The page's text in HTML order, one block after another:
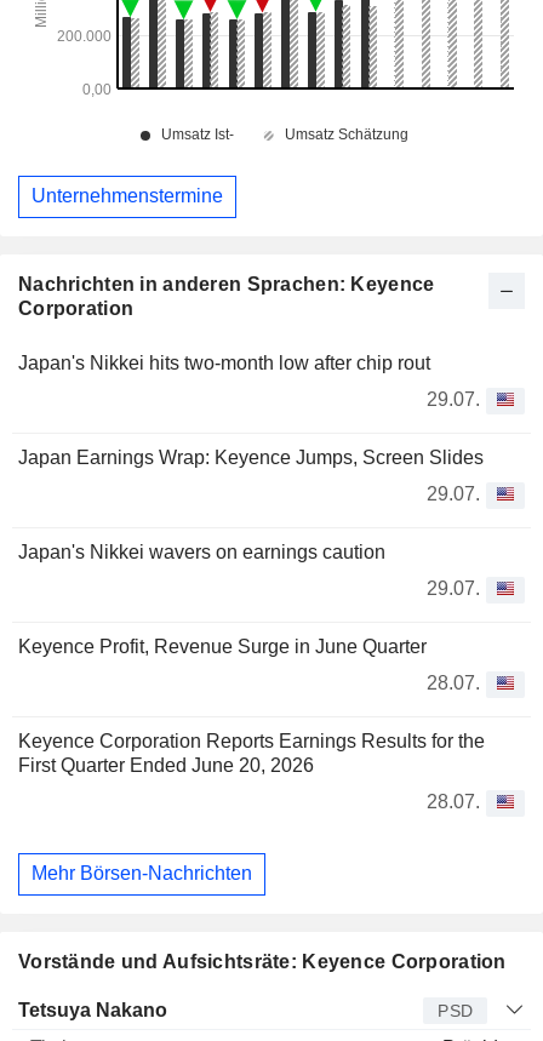
Nachrichten in anderen Sprachen: Keyence
Corporation
Japan's Nikkei hits two-month low after chip rout
29.07.
Japan Earnings Wrap: Keyence Jumps, Screen Slides
29.07.
Japan's Nikkei wavers on earnings caution
29.07.
Keyence Profit, Revenue Surge in June Quarter
28.07.
Keyence Corporation Reports Earnings Results for the
First Quarter Ended June 20, 2026
28.07.
Mehr Börsen-Nachrichten
Vorstände und Aufsichtsräte: Keyence Corporation
Manager Titel Alter
Tetsuya Nakano PSD
Unternehmenstermine